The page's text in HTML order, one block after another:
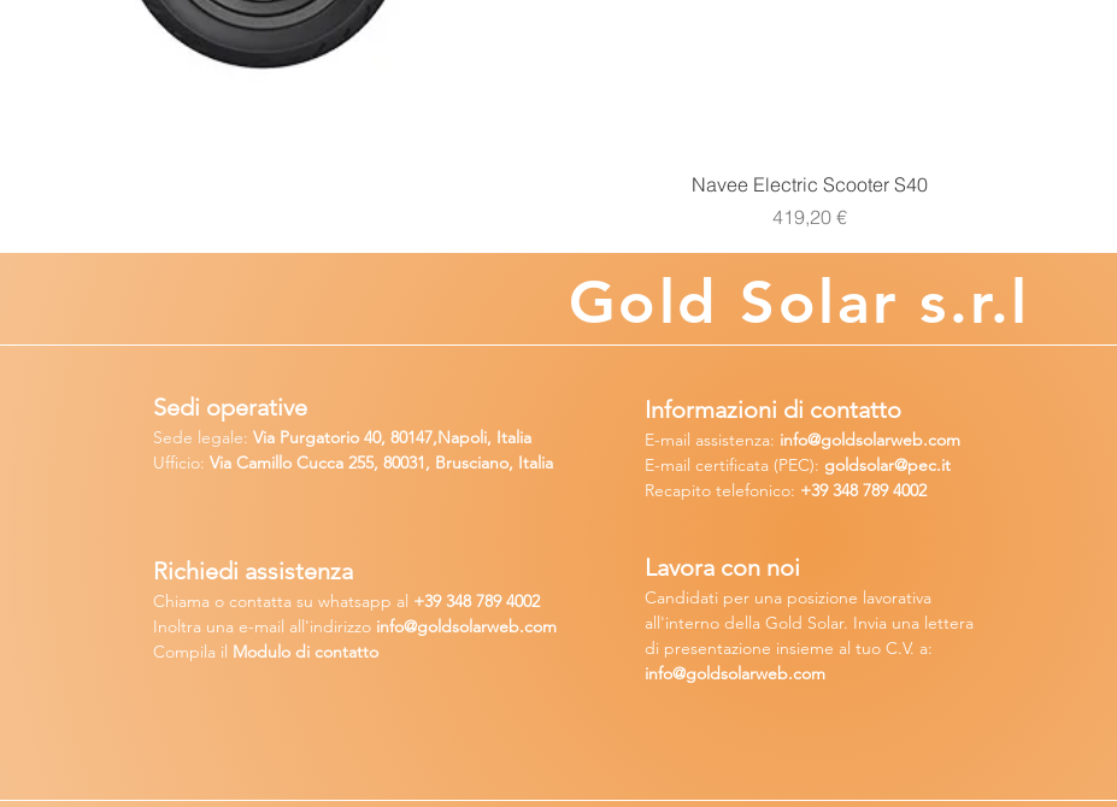
Vista rapida
Navee Electric Scooter S40
Prezzo
419,20 €
Gold Solar s.r.l
Sedi operative
Sede legale:Via Purgatorio 40, 80147,Napoli, Italia
Ufficio:Via Camillo Cucca 255, 80031, Brusciano, Italia
Richiedi assistenza
Chiama o contatta su whatsapp al +39 348 789 4002
Inoltra una e-mail all'indirizzo info@goldsolarweb.com
Compila il Modulo di contatto
Lavora con noi
Candidati per una posizione lavorativa
all'interno della Gold Solar. Invia una lettera
di presentazione insieme al tuo C.V. a:
info@goldsolarweb.com
Informazioni di contatto
E-mail assistenza: info@goldsolarweb.com
E-mail certificata (PEC): goldsolar@pec.it
Recapito telefonico: +39 348789 4002